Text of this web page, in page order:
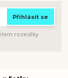
Přihlásit se
rozesílky